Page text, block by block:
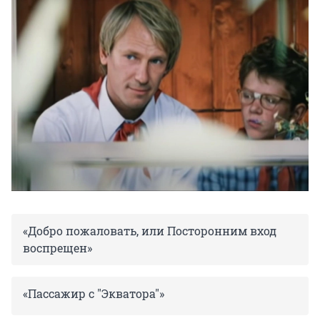
«Добро пожаловать, или Посторонним вход
воспрещен»
«Пассажир с "Экватора"»